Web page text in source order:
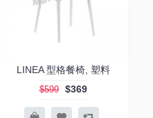
LINEA 型格餐椅, 塑料
$599 $369